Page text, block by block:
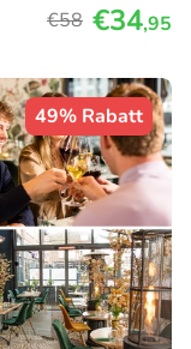
€58 €34,95
49% Rabatt